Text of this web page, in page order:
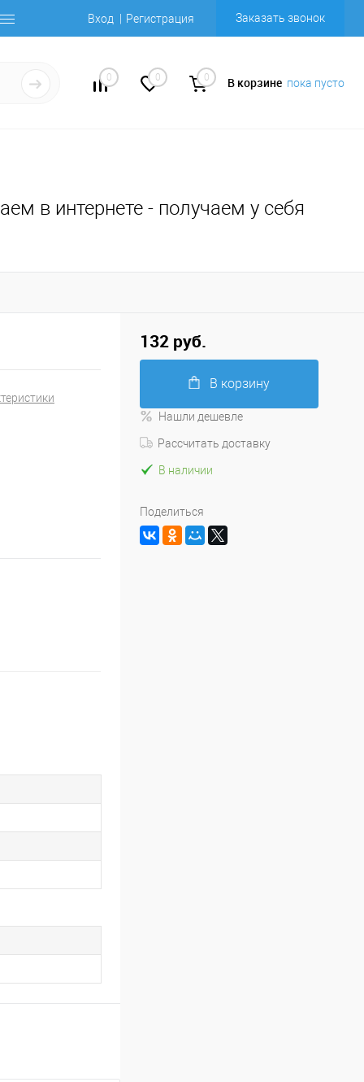
Вход Регистрация Заказать звонок
0 0 0 В корзине пока пусто
в интернете - получаем у себя
132 руб.
В корзину
Нашли дешевле
Рассчитать доставку
В наличии
Поделиться